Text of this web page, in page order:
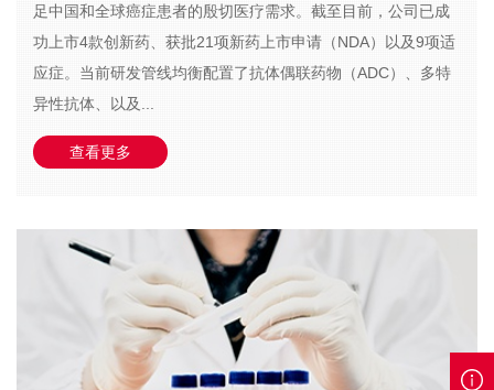
足中国和全球癌症患者的殷切医疗需求。截至目前，公司已成
功上市4款创新药、获批21项新药上市申请（NDA）以及9项适
应症。当前研发管线均衡配置了抗体偶联药物（ADC）、多特
异性抗体、以及...
查看更多